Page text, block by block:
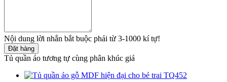
Nội dung lời nhắn bắt buộc phải từ 3-1000 kí tự!
Đặt hàng
Tủ quần áo tương tự cùng phân khúc giá